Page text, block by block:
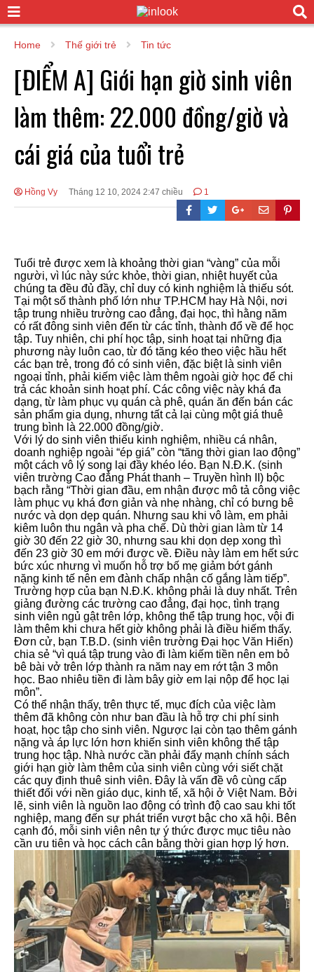
Home Thế giới trẻ Tin tức
[ĐIỂM A] Giới hạn giờ sinh viên
làm thêm: 22.000 đồng/giờ và
cái giá của tuổi trẻ
Hồng Vy Tháng 12 10, 2024 2:47 chiều 1
Tuổi trẻ được xem là khoảng thời gian “vàng” của mỗi
người, vì lúc này sức khỏe, thời gian, nhiệt huyết của
chúng ta đều đủ đầy, chỉ duy có kinh nghiệm là thiếu sót.
Tại một số thành phố lớn như TP.HCM hay Hà Nội, nơi
tập trung nhiều trường cao đẳng, đại học, thì hằng năm
có rất đông sinh viên đến từ các tỉnh, thành đổ về để học
tập. Tuy nhiên, chi phí học tập, sinh hoạt tại những địa
phương này luôn cao, từ đó tăng kéo theo việc hầu hết
các bạn trẻ, trong đó có sinh viên, đặc biệt là sinh viên
ngoại tỉnh, phải kiếm việc làm thêm ngoài giờ học để chi
trả các khoản sinh hoạt phí. Các công việc này khá đa
dạng, từ làm phục vụ quán cà phê, quán ăn đến bán các
sản phẩm gia dụng, nhưng tất cả lại cùng một giá thuê
trung bình là 22.000 đồng/giờ.
Với lý do sinh viên thiếu kinh nghiệm, nhiều cá nhân,
doanh nghiệp ngoài “ép giá” còn “tăng thời gian lao động”
một cách vô lý song lại đầy khéo léo. Bạn N.Đ.K. (sinh
viên trường Cao đẳng Phát thanh – Truyền hình II) bộc
bạch rằng “Thời gian đầu, em nhận được mô tả công việc
làm phục vụ khá đơn giản và nhẹ nhàng, chỉ có bưng bê
nước và dọn dẹp quán. Nhưng sau khi vô làm, em phải
kiêm luôn thu ngân và pha chế. Dù thời gian làm từ 14
giờ 30 đến 22 giờ 30, nhưng sau khi dọn dẹp xong thì
đến 23 giờ 30 em mới được về. Điều này làm em hết sức
bức xúc nhưng vì muốn hỗ trợ bố mẹ giảm bớt gánh
nặng kinh tế nên em đành chấp nhận cố gắng làm tiếp”.
Trường hợp của bạn N.Đ.K. không phải là duy nhất. Trên
giảng đường các trường cao đẳng, đại học, tình trạng
sinh viên ngủ gật trên lớp, không thể tập trung học, vội đi
làm thêm khi chưa hết giờ không phải là điều hiếm thấy.
Đơn cử, bạn T.B.D. (sinh viên trường Đại học Văn Hiến)
chia sẻ “vì quá tập trung vào đi làm kiếm tiền nên em bỏ
bê bài vở trên lớp thành ra năm nay em rớt tận 3 môn
học. Bao nhiêu tiền đi làm bây giờ em lại nộp để học lại
môn”.
Có thể nhận thấy, trên thực tế, mục đích của việc làm
thêm đã không còn như ban đầu là hỗ trợ chi phí sinh
hoạt, học tập cho sinh viên. Ngược lại còn tạo thêm gánh
nặng và áp lực lớn hơn khiến sinh viên không thể tập
trung học tập. Nhà nước cần phải đẩy mạnh chính sách
giới hạn giờ làm thêm của sinh viên cùng với siết chặt
các quy định thuê sinh viên. Đây là vấn đề vô cùng cấp
thiết đối với nền giáo dục, kinh tế, xã hội ở Việt Nam. Bởi
lẽ, sinh viên là nguồn lao động có trình độ cao sau khi tốt
nghiệp, mang đến sự phát triển vượt bậc cho xã hội. Bên
cạnh đó, mỗi sinh viên nên tự ý thức được mục tiêu nào
cần ưu tiên và học cách cân bằng thời gian hợp lý hơn.